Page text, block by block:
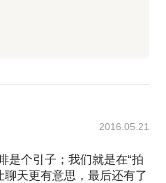
2016.05.21
是个引子；我们就是在“拍
聊天更有意思，最后还有了